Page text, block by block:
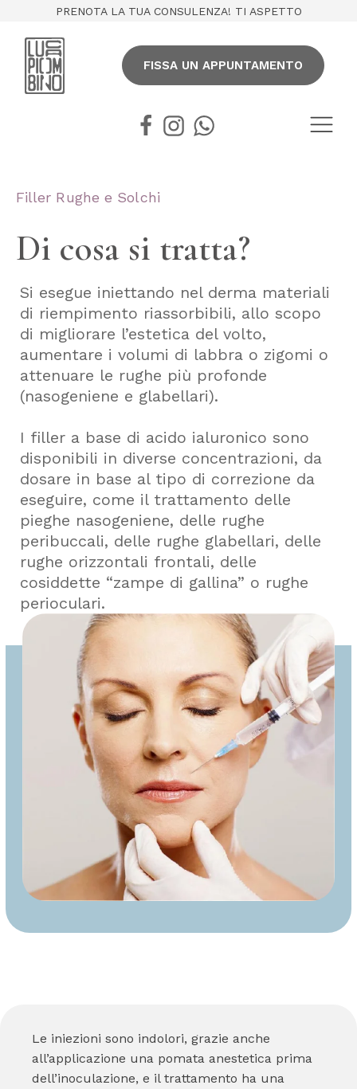
PRENOTA LA TUA CONSULENZA! TI ASPETTO
FISSA UN APPUNTAMENTO
Filler Rughe e Solchi
Di cosa si tratta?
Si esegue iniettando nel derma materiali
di riempimento riassorbibili, allo scopo
di migliorare l’estetica del volto,
aumentare i volumi di labbra o zigomi o
attenuare le rughe più profonde
(nasogeniene e glabellari).
I filler a base di acido ialuronico sono
disponibili in diverse concentrazioni, da
dosare in base al tipo di correzione da
eseguire, come il trattamento delle
pieghe nasogeniene, delle rughe
peribuccali, delle rughe glabellari, delle
rughe orizzontali frontali, delle
cosiddette “zampe di gallina” o rughe
perioculari.
Le iniezioni sono indolori, grazie anche
all’applicazione una pomata anestetica prima
dell’inoculazione, e il trattamento ha una